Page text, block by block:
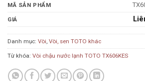
MÃ SẢN PHẨM
GIÁ
Danh mục: Vòi, Vòi, sen TOTO khác
Từ khóa: Vòi chậu nước lạnh TOTO TX606KES